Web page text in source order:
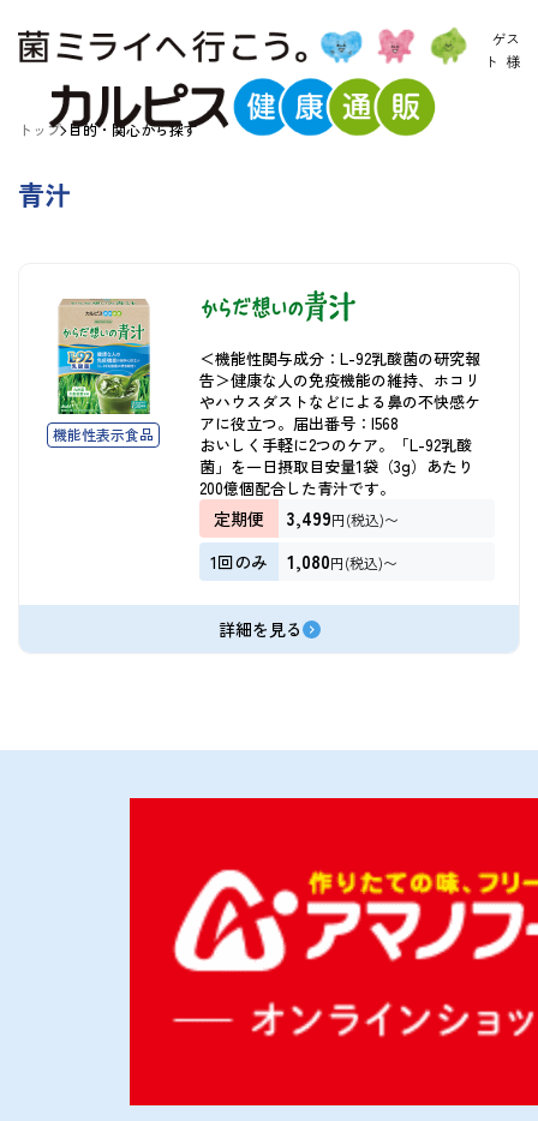
ゲス
ト 様
トップ 目的・関心から探す
青汁
機能性表示食品
＜機能性関与成分：L-92乳酸菌の研究報
告＞健康な人の免疫機能の維持、ホコリ
やハウスダストなどによる鼻の不快感ケ
アに役立つ。届出番号：I568
おいしく手軽に2つのケア。「L-92乳酸
菌」を一日摂取目安量1袋（3g）あたり
200億個配合した青汁です。
定期便 3,499円(税込)〜
1回のみ 1,080円(税込)〜
詳細を見る